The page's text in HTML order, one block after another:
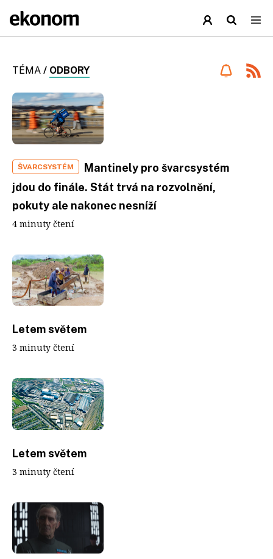
TÉMA / ODBORY
ŠVARCSYSTÉM
Mantinely pro švarcsystém
jdou do finále. Stát trvá na rozvolnění,
pokuty ale nakonec nesníží
4 minuty čtení
Letem světem
3 minuty čtení
Letem světem
3 minuty čtení